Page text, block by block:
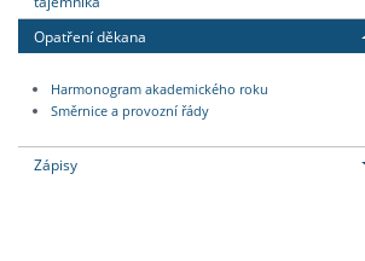
Opatření děkana
Harmonogram akademického roku
Směrnice a provozní řády
Zápisy